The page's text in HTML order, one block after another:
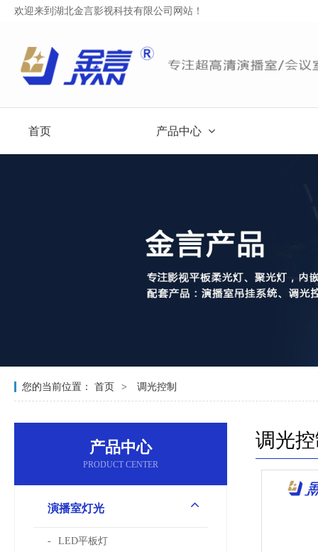
欢迎来到湖北金言影视科技有限公司网站！
首页 产品中心
您的当前位置： 首页 调光控制
产品中心
PRODUCT CENTER
演播室灯光
LED平板灯
调光